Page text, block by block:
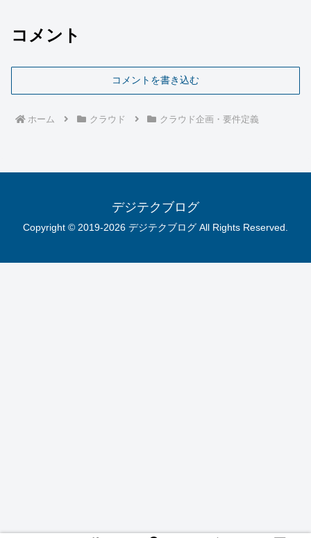
コメント
コメントを書き込む
ホーム クラウド クラウド企画・要件定義
デジテクブログ
Copyright © 2019-2026 デジテクブログ All Rights Reserved.